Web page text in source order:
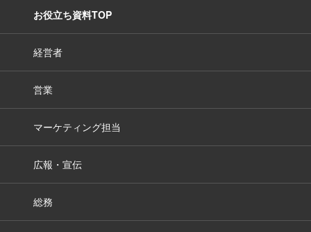
お役立ち資料TOP
経営者
営業
マーケティング担当
広報・宣伝
総務